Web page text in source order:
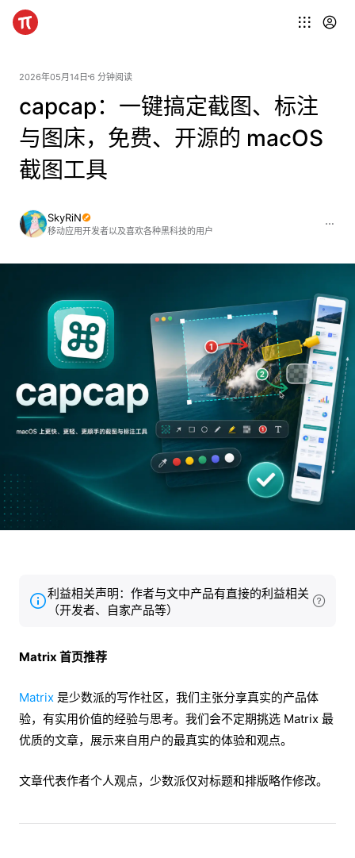
2026年05月14日 6 分钟阅读
capcap：一键搞定截图、标注
与图床，免费、开源的 macOS
截图工具
SkyRiN
移动应用开发者以及喜欢各种黑科技的用户
利益相关声明：作者与文中产品有直接的利益相关
（开发者、自家产品等）
Matrix 首页推荐
Matrix 是少数派的写作社区，我们主张分享真实的产品体
验，有实用价值的经验与思考。我们会不定期挑选 Matrix 最
优质的文章，展示来自用户的最真实的体验和观点。
文章代表作者个人观点，少数派仅对标题和排版略作修改。